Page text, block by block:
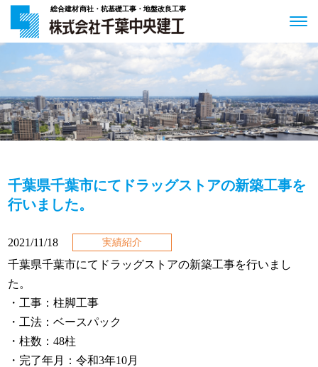
総合建材商社・杭基礎工事・地盤改良工事
千葉県千葉市にてドラッグストアの新築工事を
行いました。
2021/11/18 実績紹介
千葉県千葉市にてドラッグストアの新築工事を行いまし
た。
・工事：柱脚工事
・工法：ベースパック
・柱数：48柱
・完了年月：令和3年10月